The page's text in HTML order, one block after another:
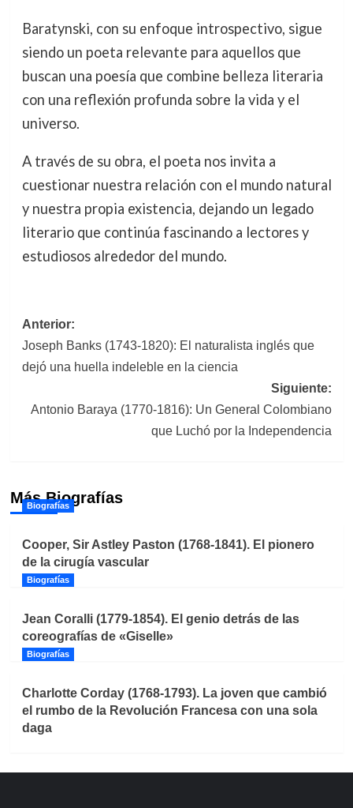
Baratynski, con su enfoque introspectivo, sigue
siendo un poeta relevante para aquellos que
buscan una poesía que combine belleza literaria
con una reflexión profunda sobre la vida y el
universo.
A través de su obra, el poeta nos invita a
cuestionar nuestra relación con el mundo natural
y nuestra propia existencia, dejando un legado
literario que continúa fascinando a lectores y
estudiosos alrededor del mundo.
Navegación
de
entradas
Anterior:
Joseph Banks (1743-1820): El naturalista inglés que
dejó una huella indeleble en la ciencia
Siguiente:
Antonio Baraya (1770-1816): Un General Colombiano
que Luchó por la Independencia
Más Biografías
Biografías
Cooper, Sir Astley Paston (1768-1841). El pionero
de la cirugía vascular
Biografías
Jean Coralli (1779-1854). El genio detrás de las
coreografías de «Giselle»
Biografías
Charlotte Corday (1768-1793). La joven que cambió
el rumbo de la Revolución Francesa con una sola
daga